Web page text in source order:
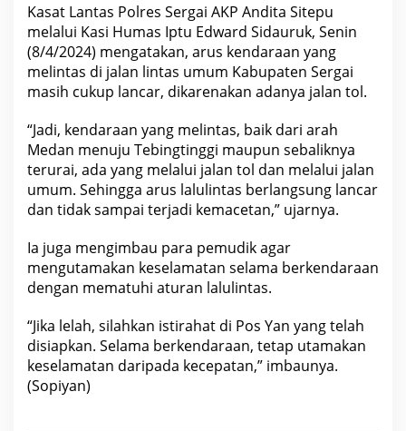
S
r
d
a
g
B
a
g
i
T
e
r
a
n
t
a
u
a
c
a
Kasat Lantas Polres Sergai AKP Andita Sitepu
melalui Kasi Humas Iptu Edward Sidauruk, Senin
(8/4/2024) mengatakan, arus kendaraan yang
melintas di jalan lintas umum Kabupaten Sergai
masih cukup lancar, dikarenakan adanya jalan tol.
“Jadi, kendaraan yang melintas, baik dari arah
Medan menuju Tebingtinggi maupun sebaliknya
terurai, ada yang melalui jalan tol dan melalui jalan
umum. Sehingga arus lalulintas berlangsung lancar
dan tidak sampai terjadi kemacetan,” ujarnya.
Ia juga mengimbau para pemudik agar
mengutamakan keselamatan selama berkendaraan
dengan mematuhi aturan lalulintas.
“Jika lelah, silahkan istirahat di Pos Yan yang telah
disiapkan. Selama berkendaraan, tetap utamakan
keselamatan daripada kecepatan,” imbaunya.
(Sopiyan)